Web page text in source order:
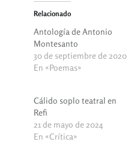
Relacionado
Antología de Antonio
Montesanto
30 de septiembre de 2020
En «Poemas»
Cálido soplo teatral en
Refi
21 de mayo de 2024
En «Crítica»